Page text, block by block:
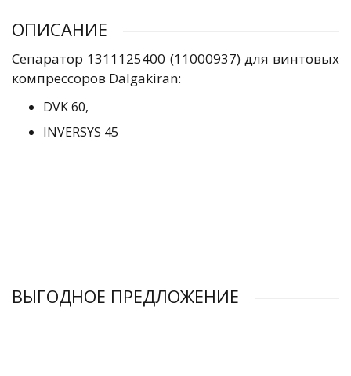
ОПИСАНИЕ
Сепаратор 1311125400 (11000937) для винтовых
компрессоров Dalgakiran:
DVK 60,
INVERSYS 45
ВЫГОДНОЕ ПРЕДЛОЖЕНИЕ